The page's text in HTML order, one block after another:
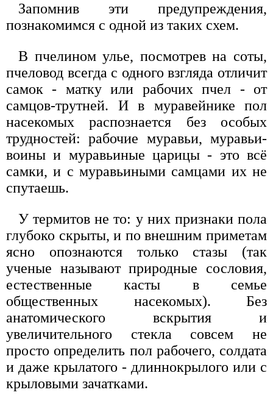
Запомнив эти предупреждения,
познакомимся с одной из таких схем.
В пчелином улье, посмотрев на соты,
пчеловод всегда с одного взгляда отличит
самок - матку или рабочих пчел - от
самцов-трутней. И в муравейнике пол
насекомых распознается без особых
трудностей: рабочие муравьи, муравьи-
воины и муравьиные царицы - это всё
самки, и с муравьиными самцами их не
спутаешь.
У термитов не то: у них признаки пола
глубоко скрыты, и по внешним приметам
ясно опознаются только стазы (так
ученые называют природные сословия,
естественные касты в семье
общественных насекомых). Без
анатомического вскрытия и
увеличительного стекла совсем не
просто определить пол рабочего, солдата
и даже крылатого - длиннокрылого или с
крыловыми зачатками.